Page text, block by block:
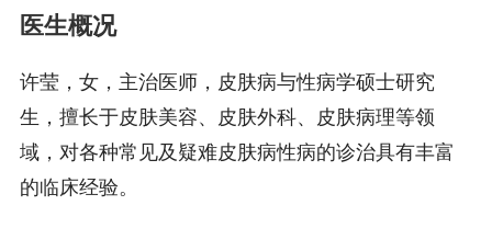
医生概况
许莹，女，主治医师，皮肤病与性病学硕士研究
生，擅长于皮肤美容、皮肤外科、皮肤病理等领
域，对各种常见及疑难皮肤病性病的诊治具有丰富
的临床经验。